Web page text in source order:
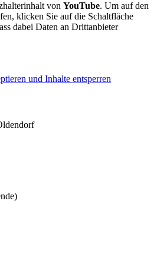
von YouTube. Um auf den
klicken Sie auf die Schaltfläche
dabei Daten an Drittanbieter
und Inhalte entsperren